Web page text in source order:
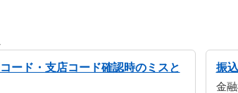
ード・支店コード確認時のミスと
振
金